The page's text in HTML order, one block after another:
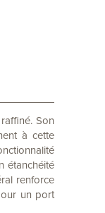
Son
à cette
étanchéité
renforce
un port